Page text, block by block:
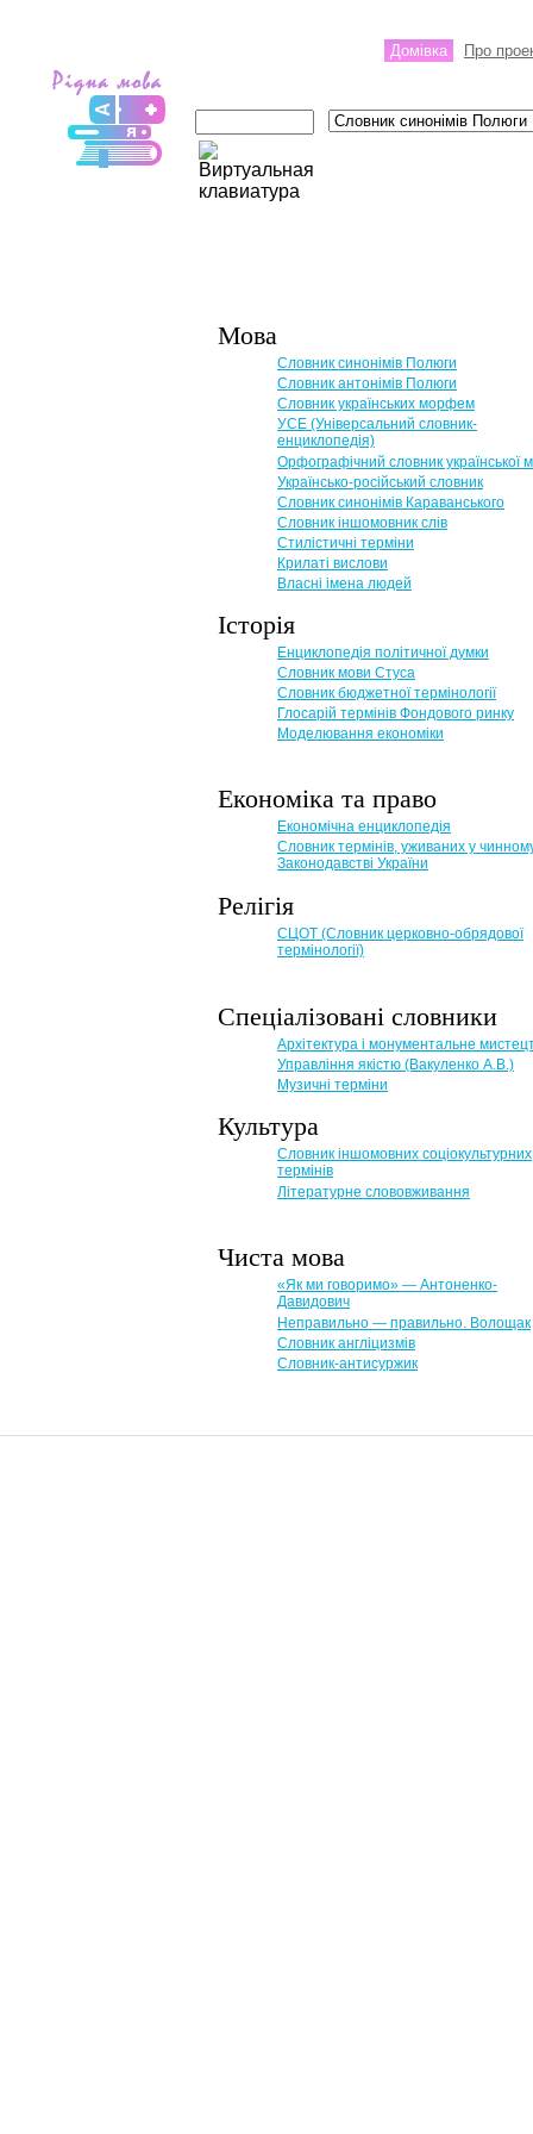
Домівка Про
Мова
Словник синонімів Полюги
Словник антонімів Полюги
Словник українських морфем
УСЕ (Універсальний словник-
енциклопедія)
Орфографічний словник української
Українсько-російський словник
Словник синонімів Караванського
Словник іншомовник слів
Стилістичні терміни
Крилаті вислови
Власні імена людей
Історія
Енциклопедія політичної думки
Словник мови Стуса
Словник бюджетної термінології
Глосарій термінів Фондового ринку
Моделювання економіки
Економіка та право
Eкономічна енциклопедія
Словник термінів, уживаних у
Законодавстві України
Релігія
СЦОТ (Словник церковно-обрядової
термінології)
Спеціалізовані словники
Архітектура і монументальне
Управління якістю (Вакуленко А.В.)
Музичні терміни
Культура
Словник іншомовних соціокультурних
термінів
Літературне слововживання
Чиста мова
«Як ми говоримо» — Антоненко-
Давидович
Неправильно — правильно. Волощак
Словник англіцизмів
Словник-антисуржик